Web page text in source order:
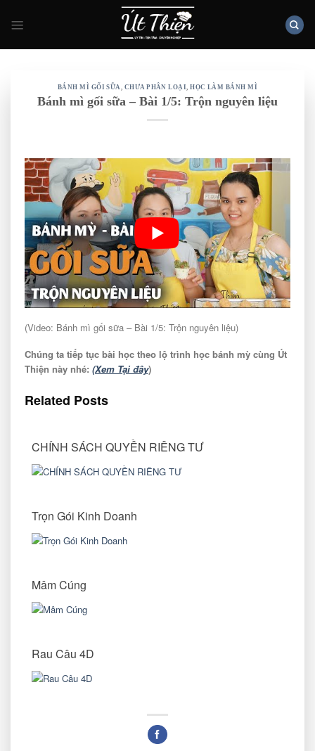
BÁNH MÌ GỐI SỮA CHƯA PHÂN LOẠI ,HỌC LÀM BÁNH MÌ
Bánh mì gối sữa – Bài 1/5: Trộn nguyên liệu
(Video: Bánh mì gối sữa – Bài 1/5: Trộn nguyên liệu)
Chúng ta tiếp tục bài học theo lộ trình học bánh mỳ cùng Út
Thiện này nhé: (Xem Tại đây)
Related Posts
CHÍNH SÁCH QUYỀN RIÊNG TƯ
Trọn Gói Kinh Doanh
Mâm Cúng
Rau Câu 4D